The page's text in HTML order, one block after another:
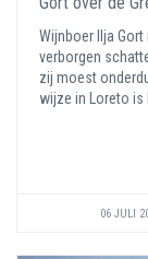
Wijnboer Ilja Gort
verborgen
zij moest
wijze in Loreto is
06 JULI